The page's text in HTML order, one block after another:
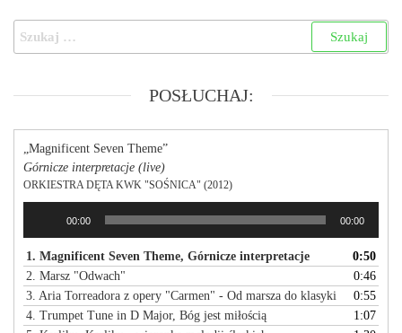
POSŁUCHAJ:
„Magnificent Seven Theme”
Górnicze interpretacje (live)
ORKIESTRA DĘTA KWK "SOŚNICA" (2012)
dźwiękowych
00:00 00:00
1. Magnificent Seven Theme, Górnicze interpretacje
0:50
2. Marsz "Odwach"
0:46
3. Aria Torreadora z opery "Carmen" - Od marsza do klasyki
0:55
4. Trumpet Tune in D Major, Bóg jest miłością
1:07